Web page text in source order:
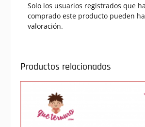
Solo los usuarios registrados que
comprado este producto pueden
valoración.
Productos relacionados